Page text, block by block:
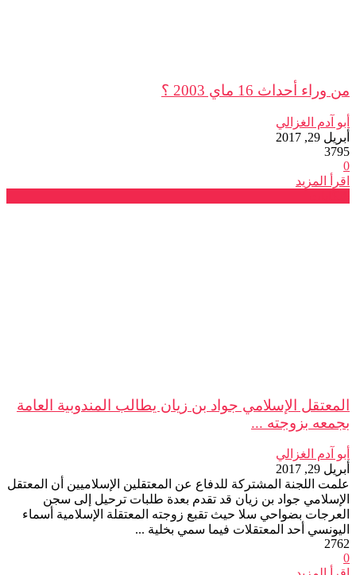
من وراء أحداث 16 ماي 2003 ؟
أبو آدم الغزالي
أبريل 29, 2017
3795
0
اقرأ المزيد
المعتقل الإسلامي جواد بن زيان يطالب المندوبية العامة
بجمعه بزوجته ...
أبو آدم الغزالي
أبريل 29, 2017
علمت اللجنة المشتركة للدفاع عن المعتقلين الإسلاميين أن المعتقل
الإسلامي جواد بن زيان قد تقدم بعدة طلبات ترحيل إلى سجن
العرجات بضواحي سلا حيث تقبع زوجته المعتقلة الإسلامية أسماء
اليونسي أحد المعتقلات فيما سمي بخلية ...
2762
0